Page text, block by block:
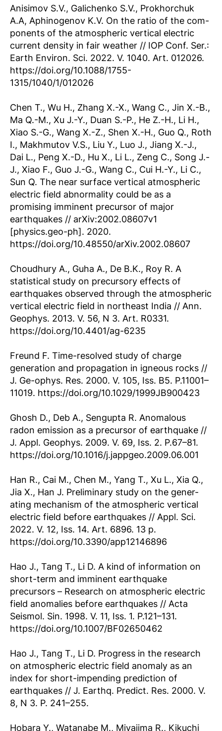
Anisimov S.V., Galichenko S.V., Prokhorchuk
A.A, Aphinogenov K.V. On the ratio of the com-
ponents of the atmospheric vertical electric
current density in fair weather // IOP Conf. Ser.:
Earth Environ. Sci. 2022. V. 1040. Art. 012026.
https://doi.org/10.1088/1755-
1315/1040/1/012026
Chen T., Wu H., Zhang X.-X., Wang C., Jin X.-B.,
Ma Q.-M., Xu J.-Y., Duan S.-P., He Z.-H., Li H.,
Xiao S.-G., Wang X.-Z., Shen X.-H., Guo Q., Roth
I., Makhmutov V.S., Liu Y., Luo J., Jiang X.-J.,
Dai L., Peng X.-D., Hu X., Li L., Zeng C., Song J.-
J., Xiao F., Guo J.-G., Wang C., Cui H.-Y., Li C.,
Sun Q. The near surface vertical atmospheric
electric field abnormality could be as a
promising imminent precursor of major
earthquakes // arXiv:2002.08607v1
[physics.geo-ph]. 2020.
https://doi.org/10.48550/arXiv.2002.08607
Choudhury A., Guha A., De B.K., Roy R. A
statistical study on precursory effects of
earthquakes observed through the atmospheric
vertical electric field in northeast India // Ann.
Geophys. 2013. V. 56, N 3. Art. R0331.
https://doi.org/10.4401/ag-6235
Freund F. Time-resolved study of charge
generation and propagation in igneous rocks //
J. Ge-ophys. Res. 2000. V. 105, Iss. B5. P.11001–
11019. https://doi.org/10.1029/1999JB900423
Ghosh D., Deb A., Sengupta R. Anomalous
radon emission as a precursor of earthquake //
J. Appl. Geophys. 2009. V. 69, Iss. 2. P.67–81.
https://doi.org/10.1016/j.jappgeo.2009.06.001
Han R., Cai M., Chen M., Yang T., Xu L., Xia Q.,
Jia X., Han J. Preliminary study on the gener-
ating mechanism of the atmospheric vertical
electric field before earthquakes // Appl. Sci.
2022. V. 12, Iss. 14. Art. 6896. 13 p.
https://doi.org/10.3390/app12146896
Hao J., Tang T., Li D. A kind of information on
short-term and imminent earthquake
precursors – Research on atmospheric electric
field anomalies before earthquakes // Acta
Seismol. Sin. 1998. V. 11, Iss. 1. P.121–131.
https://doi.org/10.1007/BF02650462
Hao J., Tang T., Li D. Progress in the research
on atmospheric electric field anomaly as an
index for short-impending prediction of
earthquakes // J. Earthq. Predict. Res. 2000. V.
8, N 3. P. 241–255.
Hobara Y., Watanabe M., Miyajima R., Kikuchi